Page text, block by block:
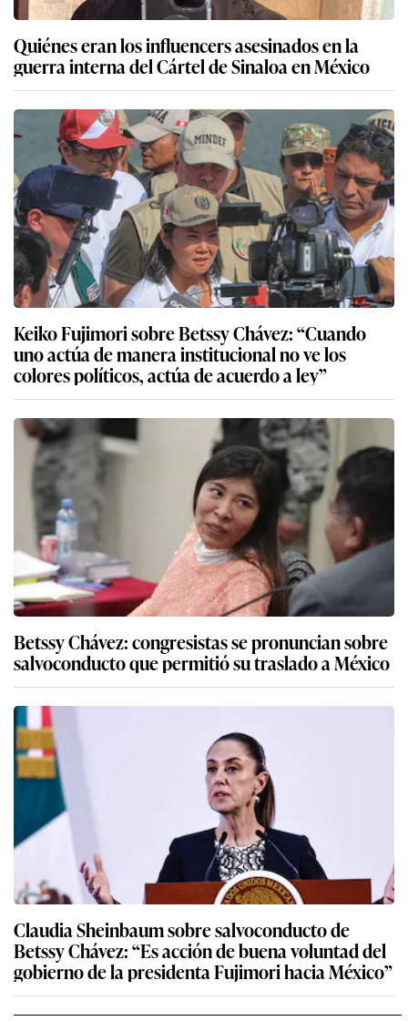
Quiénes eran los influencers asesinados en la
guerra interna del Cártel de Sinaloa en México
Keiko Fujimori sobre Betssy Chávez: “Cuando
uno actúa de manera institucional no ve los
colores políticos, actúa de acuerdo a ley”
Betssy Chávez: congresistas se pronuncian sobre
salvoconducto que permitió su traslado a México
Claudia Sheinbaum sobre salvoconducto de
Betssy Chávez: “Es acción de buena voluntad del
gobierno de la presidenta Fujimori hacia México”